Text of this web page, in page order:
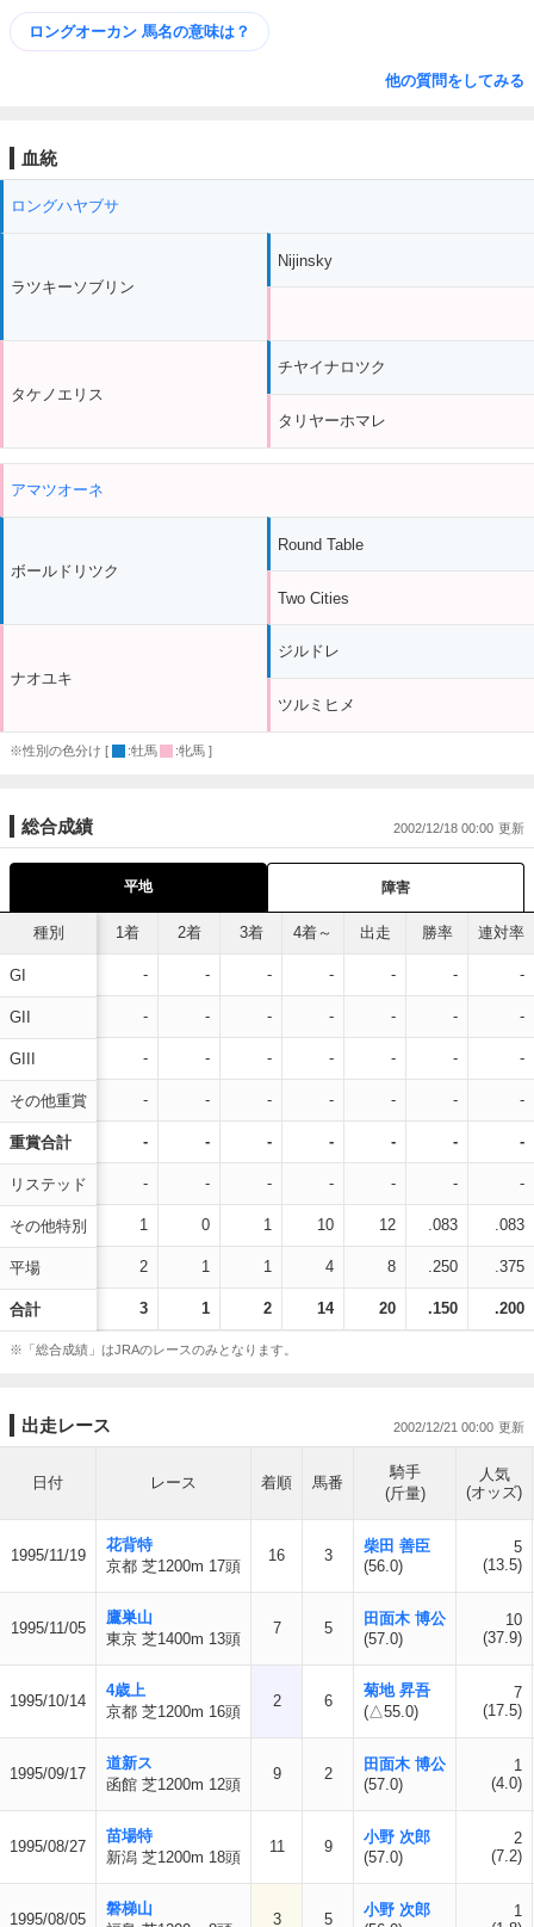
ロングオーカン 馬名の意味は？
他の質問をしてみる
血統
ロングハヤブサ
ラツキーソブリン
タケノエリス
Nijinsky
チヤイナロツク
タリヤーホマレ
アマツオーネ
ボールドリツク
ナオユキ
Round Table
Two Cities
ジルドレ
ツルミヒメ
※性別の色分け [ :牡馬 :牝馬 ]
総合成績 2002/12/18 00:00
平地 障害
種別
GI
GII
GIII
その他重賞
重賞合計
リステッド
その他特別
平場
合計
1着 2着 3着 4着～ 出走 勝率 連対率
- - - - - - -
- - - - - - -
- - - - - - -
- - - - - - -
- - - - - - -
- - - - - - -
1 0 1 10 12 .083 .083
2 1 1 4 8 .250 .375
3 1 2 14 20 .150 .200
※「総合成績」はJRAのレースのみとなります。
出走レース 2002/12/21 00:00
日付 レース 着順 馬番
騎手
(斤量)
人気
(オッズ)
1995/11/19
花背特
京都 芝1200m 17頭
16 3
柴田 善臣
(56.0)
5
(13.5)
1995/11/05
鷹巣山
東京 芝1400m 13頭
7 5
田面木 博公
(57.0)
10
(37.9)
1995/10/14
4歳上
京都 芝1200m 16頭
2 6
菊地 昇吾
(△55.0)
7
(17.5)
1995/09/17
道新ス
函館 芝1200m 12頭
9 2
田面木 博公
(57.0)
1
(4.0)
1995/08/27
苗場特
新潟 芝1200m 18頭
11 9
小野 次郎
(57.0)
2
(7.2)
1995/08/05
磐梯山
3 5
小野 次郎
1